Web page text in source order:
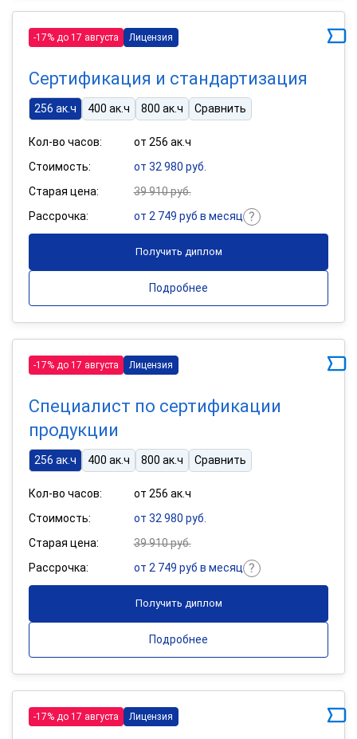
-17% до 17 августа Лицензия
Сертификация и стандартизация
256 ак.ч 400 ак.ч 800 ак.ч Сравнить
Кол-во часов:
от 256 ак.ч
Стоимость:
от 32 980 руб.
Старая цена:
39 910 руб.
Рассрочка:
от 2 749 руб в месяц
Получить диплом
Подробнее
-17% до 17 августа Лицензия
Специалист по сертификации
продукции
256 ак.ч 400 ак.ч 800 ак.ч Сравнить
Кол-во часов:
от 256 ак.ч
Стоимость:
от 32 980 руб.
Старая цена:
39 910 руб.
Рассрочка:
от 2 749 руб в месяц
Получить диплом
Подробнее
-17% до 17 августа Лицензия